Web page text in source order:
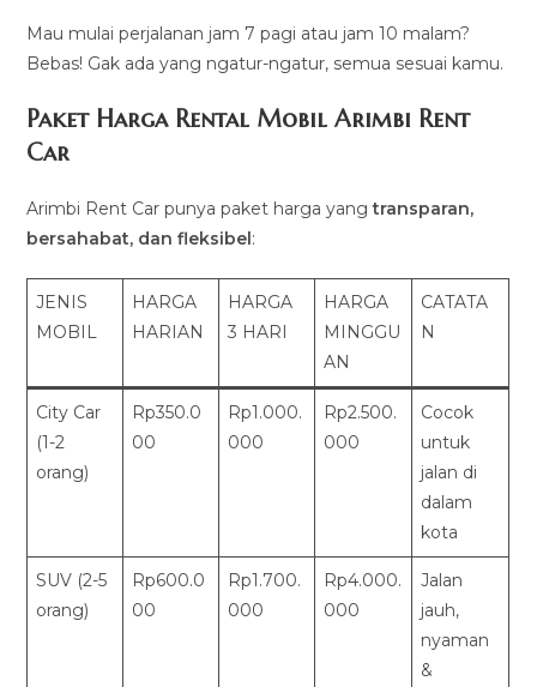
Mau mulai perjalanan jam 7 pagi atau jam 10 malam?
Bebas! Gak ada yang ngatur-ngatur, semua sesuai kamu.
Paket Harga Rental Mobil Arimbi Rent
Car
Arimbi Rent Car punya paket harga yangtransparan,
bersahabat, dan fleksibel:
JENIS
MOBIL
HARGA
HARIAN
HARGA
3 HARI
HARGA
MINGGU
AN
CATATA
N
City Car
(1-2
orang)
Rp350.0
00
Rp1.000.
000
Rp2.500.
000
Cocok
untuk
jalan di
dalam
kota
SUV (2-5
orang)
Rp600.0
00
Rp1.700.
000
Rp4.000.
000
Jalan
jauh,
nyaman
&